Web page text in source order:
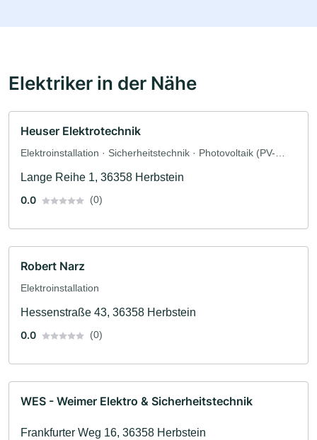
Elektriker in der Nähe
Heuser Elektrotechnik
Elektroinstallation · Sicherheitstechnik · Photovoltaik (PV-
Lange Reihe 1, 36358 Herbstein
0.0
(0)
Robert Narz
Elektroinstallation
Hessenstraße 43, 36358 Herbstein
0.0
(0)
WES - Weimer Elektro & Sicherheitstechnik
Frankfurter Weg 16, 36358 Herbstein